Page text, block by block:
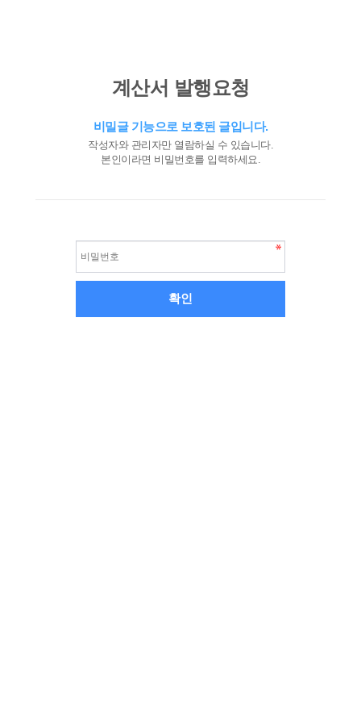
계산서 발행요청
비밀글 기능으로 보호된 글입니다.
작성자와 관리자만 열람하실 수 있습니다.
본인이라면 비밀번호를 입력하세요.